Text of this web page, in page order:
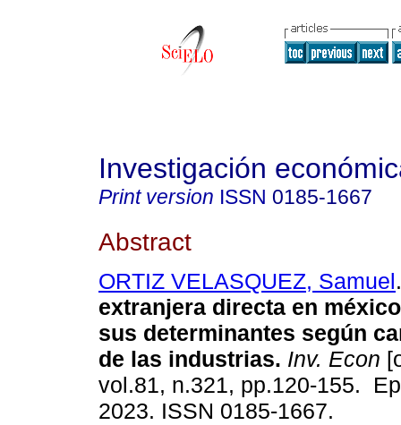
Investigación
Print version ISSN 0185-1667
Abstract
ORTIZ VELASQUEZ, Samuel.
extranjera directa en
sus determinantes según
de las industrias. Inv. Econ
vol.81, n.321, pp.120-155.
2023. ISSN 0185-1667.